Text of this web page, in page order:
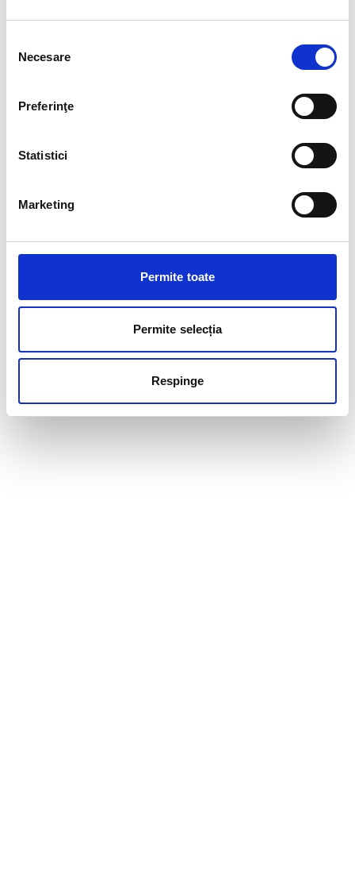
consimțământului
Necesare
Preferinţe
Statistici
Marketing
Permite toate
Permite selecția
Respinge